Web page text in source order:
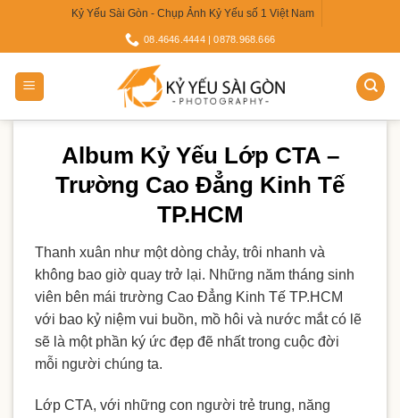
content
Kỷ Yếu Sài Gòn - Chụp Ảnh Kỷ Yếu số 1 Việt Nam
08.4646.4444 | 0878.968.666
Album Kỷ Yếu Lớp CTA –
Trường Cao Đẳng Kinh Tế
TP.HCM
Thanh xuân như một dòng chảy, trôi nhanh và
không bao giờ quay trở lại. Những năm tháng sinh
viên bên mái trường Cao Đẳng Kinh Tế TP.HCM
với bao kỷ niệm vui buồn, mồ hôi và nước mắt có lẽ
sẽ là một phần ký ức đẹp đẽ nhất trong cuộc đời
mỗi người chúng ta.
Lớp CTA, với những con người trẻ trung, năng